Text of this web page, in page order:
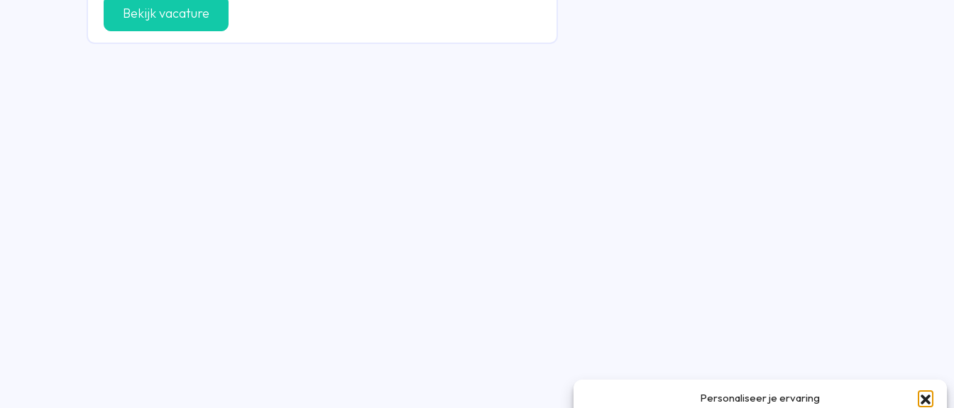
Personaliseer je ervaring
Bekijk vacature